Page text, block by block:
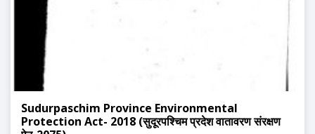
Sudurpaschim Province Environmental
Protection Act- 2018 (सुदूरपश्चिम प्रदेश वातावरण संरक्षण